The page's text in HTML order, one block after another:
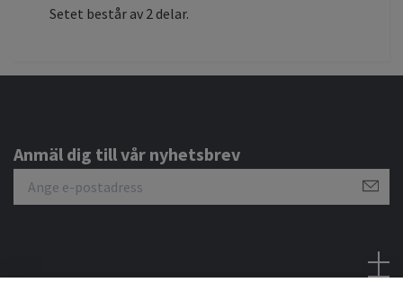
Setet består av 2 delar.
Anmäl dig till vår nyhetsbrev